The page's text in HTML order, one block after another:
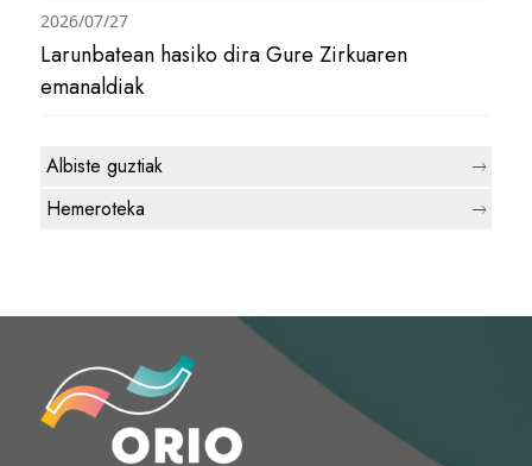
Larunbatean hasiko dira Gure Zirkuaren
emanaldiak
2026/07/27
Albiste guztiak
Hemeroteka